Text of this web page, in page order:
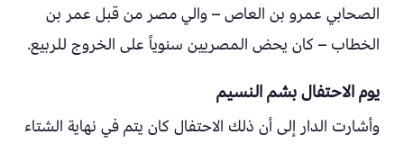
الصحابي عمرو بن العاص – والي مصر من قبل عمر بن
الخطاب – كان يحض المصريين سنوياً على الخروج للربيع.
يوم الاحتفال بشم النسيم
وأشارت الدار إلى أن ذلك الاحتفال كان يتم في نهاية الشتاء